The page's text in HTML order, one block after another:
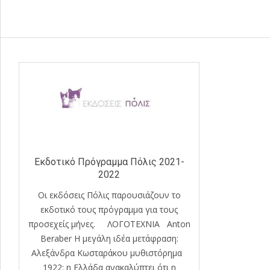
Εκδοτικό Πρόγραμμα Πόλις 2021-
2022
Οι εκδόσεις Πόλις παρουσιάζουν το
εκδοτικό τους πρόγραμμα για τους
προσεχείς μήνες. ΛΟΓΟΤΕΧΝΙΑ Anton
Beraber Η μεγάλη ιδέα μετάφραση:
Αλεξάνδρα Κωσταράκου μυθιστόρημα
1922: η Ελλάδα ανακαλύπτει ότι η